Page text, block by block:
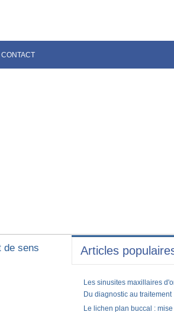
CONTACT
de sens Articles
Les sinusites maxillaires
Du diagnostic au traitement
Le lichen plan buccal :